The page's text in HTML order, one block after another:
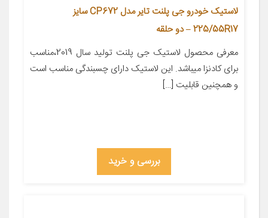
لاستیک خودرو جی پلنت تایر مدل CP672 سایز
225/55R17 – دو حلقه
معرفی محصول لاستیک جی پلنت تولید سال 2019،مناسب
برای کادنزا میباشد. این لاستیک دارای چسبندگی مناسب است
و همچنین قابلیت […]
بررسی و خرید